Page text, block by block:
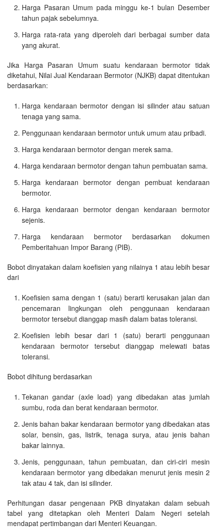
Harga Pasaran Umum pada minggu ke-1 bulan Desember
tahun pajak sebelumnya.
Harga rata-rata yang diperoleh dari berbagai sumber data
yang akurat.
Jika Harga Pasaran Umum suatu kendaraan bermotor tidak
diketahui, Nilai Jual Kendaraan Bermotor (NJKB) dapat ditentukan
berdasarkan:
Harga kendaraan bermotor dengan isi silinder atau satuan
tenaga yang sama.
Penggunaan kendaraan bermotor untuk umum atau pribadi.
Harga kendaraan bermotor dengan merek sama.
Harga kendaraan bermotor dengan tahun pembuatan sama.
Harga kendaraan bermotor dengan pembuat kendaraan
bermotor.
Harga kendaraan bermotor dengan kendaraan bermotor
sejenis.
Harga kendaraan bermotor berdasarkan dokumen
Pemberitahuan Impor Barang (PIB).
Bobot dinyatakan dalam koefisien yang nilainya 1 atau lebih besar
dari
Koefisien sama dengan 1 (satu) berarti kerusakan jalan dan
pencemaran lingkungan oleh penggunaan kendaraan
bermotor tersebut dianggap masih dalam batas toleransi.
Koefisien lebih besar dari 1 (satu) berarti penggunaan
kendaraan bermotor tersebut dianggap melewati batas
toleransi.
Bobot dihitung berdasarkan
Tekanan gandar (axle load) yang dibedakan atas jumlah
sumbu, roda dan berat kendaraan bermotor.
Jenis bahan bakar kendaraan bermotor yang dibedakan atas
solar, bensin, gas, listrik, tenaga surya, atau jenis bahan
bakar lainnya.
Jenis, penggunaan, tahun pembuatan, dan ciri-ciri mesin
kendaraan bermotor yang dibedakan menurut jenis mesin 2
tak atau 4 tak, dan isi silinder.
Perhitungan dasar pengenaan PKB dinyatakan dalam sebuah
tabel yang ditetapkan oleh Menteri Dalam Negeri setelah
mendapat pertimbangan dari Menteri Keuangan.